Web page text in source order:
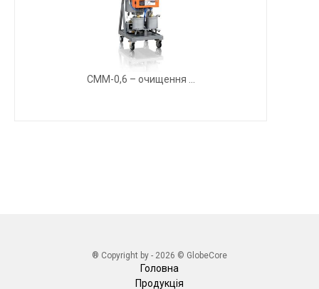
СММ-0,6 – очищення ...
Головна
Продукція
® Copyright by - 2026 © GlobeCore